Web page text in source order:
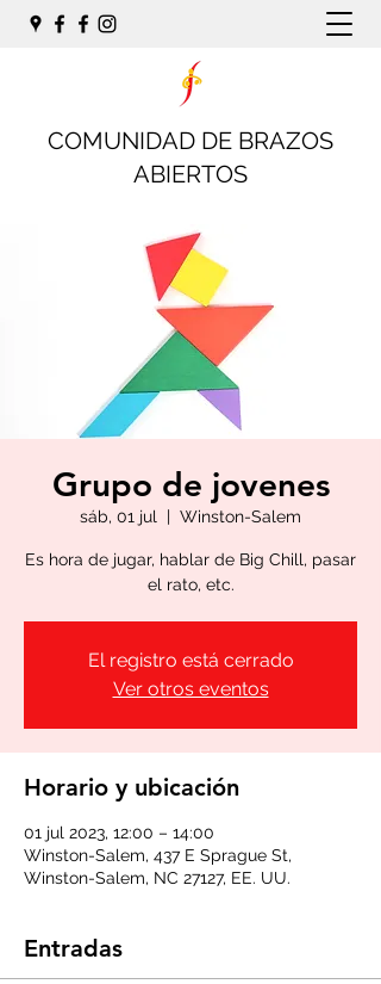
COMUNIDAD DE BRAZOS
ABIERTOS
Grupo de jovenes
sáb, 01 jul
  |
Winston-Salem
Es hora de jugar, hablar de Big Chill, pasar
el rato, etc.
El registro está cerrado
Ver otros eventos
Horario y ubicación
01 jul 2023, 12:00 – 14:00
Winston-Salem, 437 E Sprague St,
Winston-Salem, NC 27127, EE. UU.
Entradas